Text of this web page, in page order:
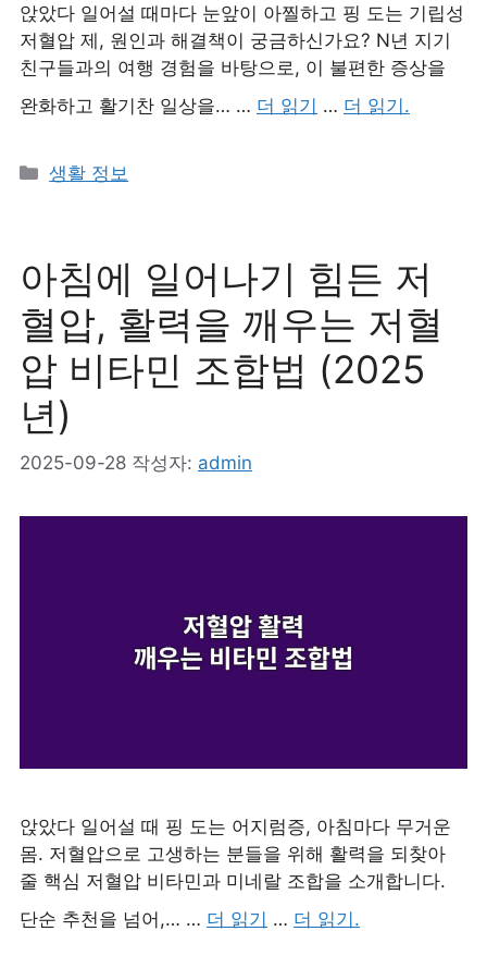
앉았다 일어설 때마다 눈앞이 아찔하고 핑 도는 기립성
저혈압 제, 원인과 해결책이 궁금하신가요? N년 지기
친구들과의 여행 경험을 바탕으로, 이 불편한 증상을
완화하고 활기찬 일상을… … 더 읽기 … 더 읽기.
카
생활 정보
아침에 일어나기 힘든 저
혈압, 활력을 깨우는 저혈
압 비타민 조합법 (2025
년)
2025-09-28 작성자: admin
앉았다 일어설 때 핑 도는 어지럼증, 아침마다 무거운
몸. 저혈압으로 고생하는 분들을 위해 활력을 되찾아
줄 핵심 저혈압 비타민과 미네랄 조합을 소개합니다.
단순 추천을 넘어,… … 더 읽기 … 더 읽기.